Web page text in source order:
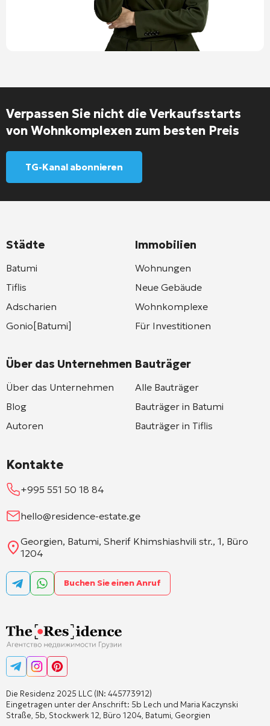
Verpassen Sie nicht die Verkaufsstarts
von Wohnkomplexen zum besten Preis
TG-Kanal abonnieren
Die Residenz 2025 LLC (IN: 445773912)
Eingetragen unter der Anschrift: 5b Lech und Maria Kaczynski
Straße, 5b, Stockwerk 12, Büro 1204, Batumi, Georgien
Städte
Batumi
Tiflis
Adscharien
Gonio[Batumi]
Über das Unternehmen
Über das Unternehmen
Blog
Autoren
Immobilien
Wohnungen
Neue Gebäude
Wohnkomplexe
Für Investitionen
Bauträger
Alle Bauträger
Bauträger in Batumi
Bauträger in Tiflis
Kontakte
+995 551 50 18 84
hello@residence-estate.ge
Georgien, Batumi, Sherif Khimshiashvili str., 1, Büro
1204
Buchen Sie einen Anruf